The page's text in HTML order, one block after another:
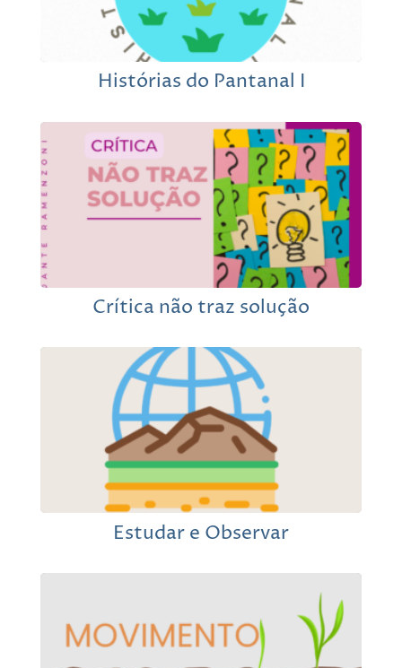
Histórias do Pantanal I
Crítica não traz solução
Estudar e Observar